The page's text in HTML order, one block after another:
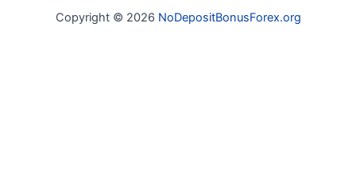
Copyright © 2026 NoDepositBonusForex.org